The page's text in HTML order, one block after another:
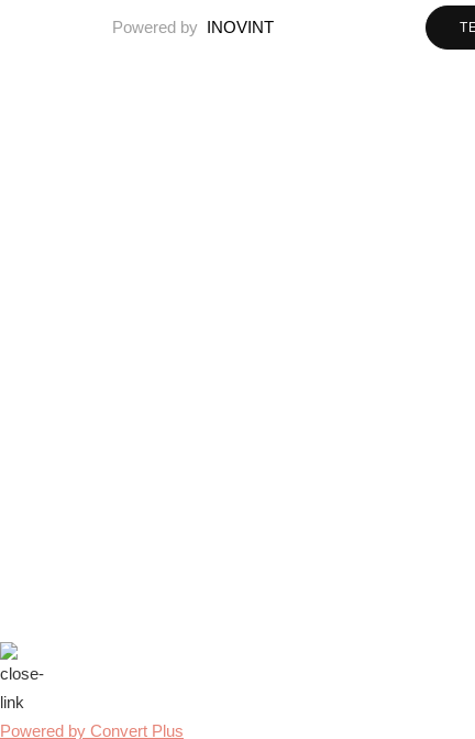
Powered by INOVINT
Powered by Convert Plus